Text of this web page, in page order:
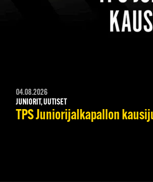
04.08.2026
JUNIORIT, UUTISET
TPS Juniorijalkapallon